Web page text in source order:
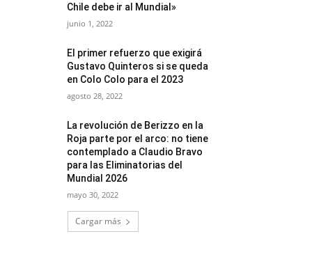
Chile debe ir al Mundial»
junio 1, 2022
El primer refuerzo que exigirá
Gustavo Quinteros si se queda
en Colo Colo para el 2023
agosto 28, 2022
La revolución de Berizzo en la
Roja parte por el arco: no tiene
contemplado a Claudio Bravo
para las Eliminatorias del
Mundial 2026
mayo 30, 2022
Cargar más